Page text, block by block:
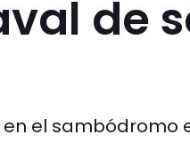
de
el sambódromo